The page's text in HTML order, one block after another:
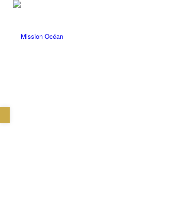
Ouvrir la barre d’outils